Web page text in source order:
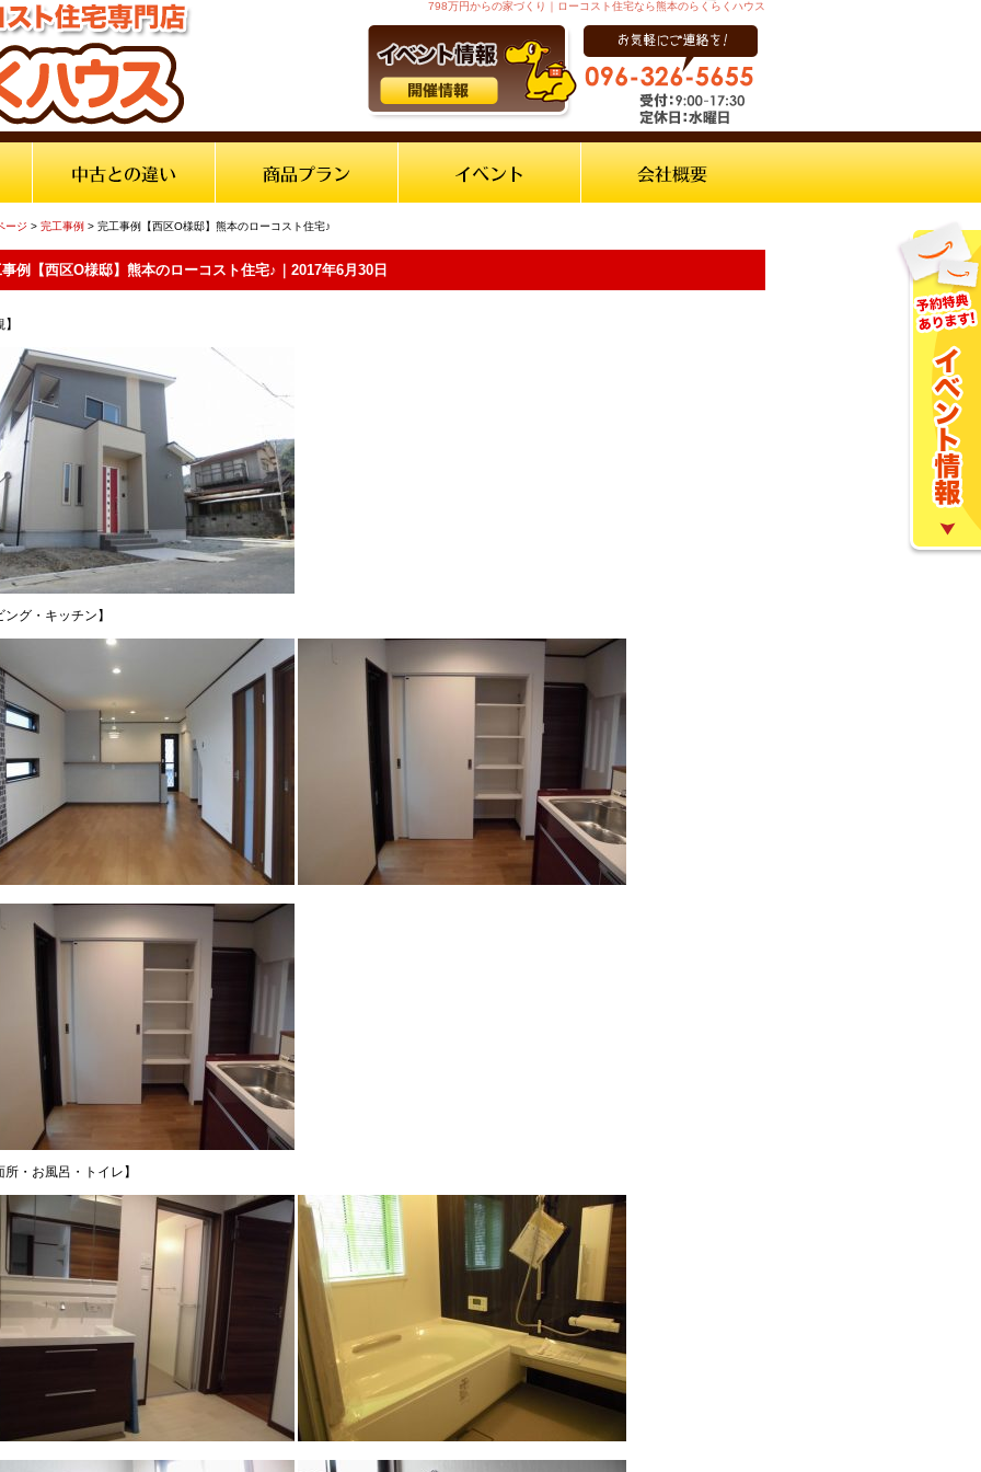
798万円からの家づくり｜ローコスト住宅なら熊本のらくらくハウス
ージ > 完工事例 > 完工事例【西区O様邸】熊本のローコスト住宅♪
例【西区O様邸】熊本のローコスト住宅♪｜2017年6月30日
ング・キッチン】
所・お風呂・トイレ】